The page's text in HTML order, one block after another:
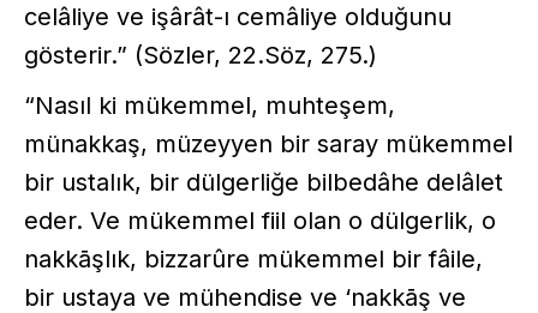
celâliye ve işârât-ı cemâliye olduğunu
gösterir.” (Sözler, 22.Söz, 275.)
“Nasıl ki mükemmel, muhteşem,
münakkaş, müzeyyen bir saray mükemmel
bir ustalık, bir dülgerliğe bilbedâhe delâlet
eder. Ve mükemmel fiil olan o dülgerlik, o
nakkāşlık, bizzarûre mükemmel bir fâile,
bir ustaya ve mühendise ve ‘nakkāş ve